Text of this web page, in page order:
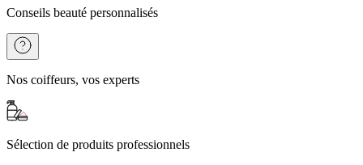
Conseils beauté personnalisés
Nos coiffeurs, vos experts
Sélection de produits professionnels